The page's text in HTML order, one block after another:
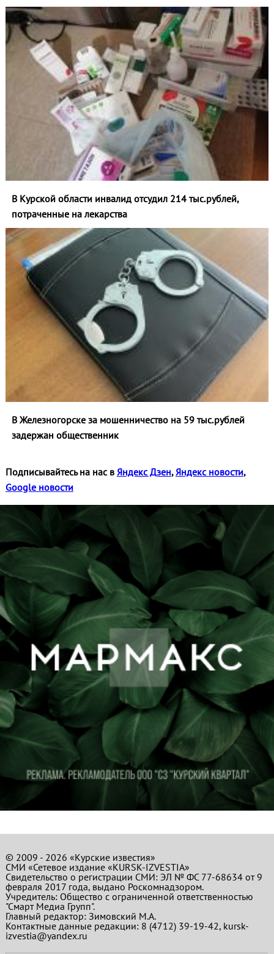
В Курской области инвалид отсудил 214 тыс.рублей,
потраченные на лекарства
В Железногорске за мошенничество на 59 тыс.рублей
задержан общественник
Подписывайтесь на нас в Яндекс Дзен, Яндекс новости,
Google новости
© 2009 - 2026 «Курские известия»
СМИ «Сетевое издание «KURSK-IZVESTIA»
Свидетельство о регистрации СМИ: ЭЛ № ФС 77-68634 от 9
февраля 2017 года, выдано Роскомнадзором.
Учредитель: Общество с ограниченной ответственностью
"Смарт Медиа Групп".
Главный редактор:Зимовский М.А.
Контактные данные редакции: 8 (4712) 39-19-42, kursk-
izvestia@yandex.ru